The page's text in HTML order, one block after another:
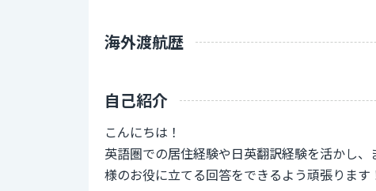
海外渡航歴
自己紹介
こんにちは！
英語圏での居住経験や日英翻訳経験を活かし
様のお役に立てる回答をできるよう頑張ります